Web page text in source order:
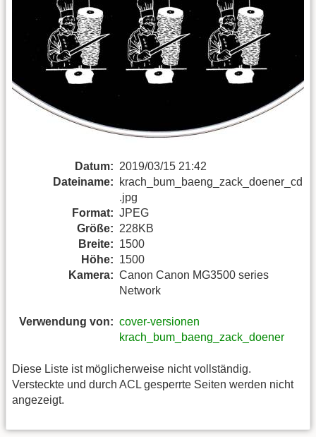
Datum: 2019/03/15 21:42
Dateiname:
krach_bum_baeng_zack_doener_cd
.jpg
Format: JPEG
Größe: 228KB
Breite: 1500
Höhe: 1500
Kamera: Canon Canon MG3500 series
Network
Verwendung von: cover-versionen
krach_bum_baeng_zack_doener
Diese Liste ist möglicherweise nicht vollständig.
Versteckte und durch ACL gesperrte Seiten werden nicht
angezeigt.